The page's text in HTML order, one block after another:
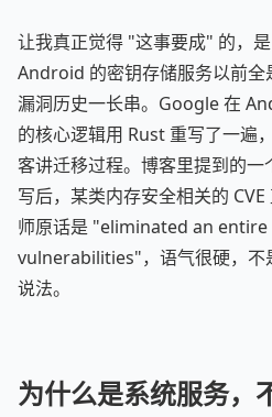
让我真正觉得 "这事要成" 的，是
Android 的密钥存储服务以前全
漏洞历史一长串。Google 在
的核心逻辑用 Rust 重写了一遍
客讲迁移过程。博客里提到的
写后，某类内存安全相关的
师原话是 "eliminated an
vulnerabilities"，语气很硬，不
说法。
为什么是系统服务，